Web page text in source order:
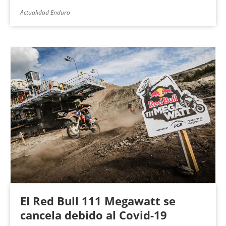
Actualidad Enduro
El Red Bull 111 Megawatt se
cancela debido al Covid-19